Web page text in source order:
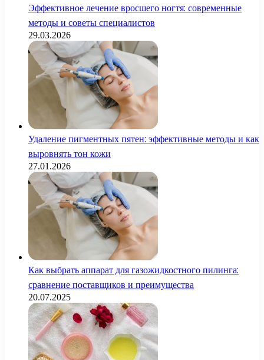
Эффективное лечение вросшего ногтя: современные
методы и советы специалистов
29.03.2026
Удаление пигментных пятен: эффективные методы и как
выровнять тон кожи
27.01.2026
Как выбрать аппарат для газожидкостного пилинга:
сравнение поставщиков и преимущества
20.07.2025